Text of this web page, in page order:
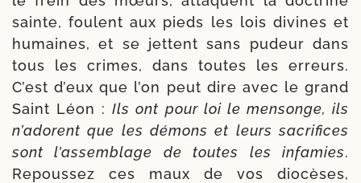
sainte, foulent aux pieds les lois divines et
humaines, et se jettent sans pudeur dans
tous les crimes, dans toutes les erreurs.
C’est d’eux que l’on peut dire avec le grand
Saint Léon :Ils ont pour loi le men­songe, ils
n’a­dorent que les démons et leurs sacri­fices
sont l’as­sem­blage de toutes les infa­mies.
Repoussez ces maux de vos dio­cèses,